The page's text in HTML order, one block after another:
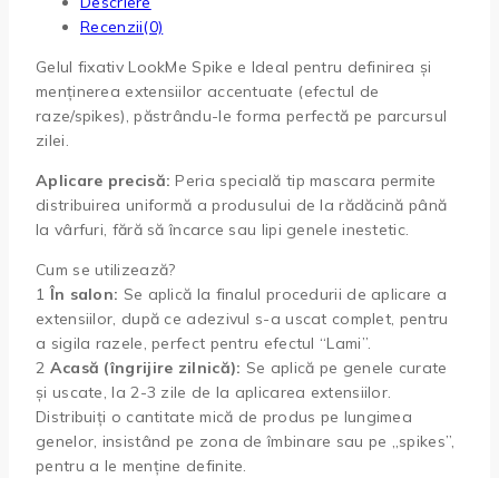
Recenzii(0)
Gelul fixativ LookMe Spike e Ideal pentru definirea și
menținerea extensiilor accentuate (efectul de
raze/spikes), păstrându-le forma perfectă pe parcursul
zilei.
Aplicare precisă: Peria specială tip mascara permite
distribuirea uniformă a produsului de la rădăcină până
la vârfuri, fără să încarce sau lipi genele inestetic.
Cum se utilizează?
1În salon: Se aplică la finalul procedurii de aplicare a
extensiilor, după ce adezivul s-a uscat complet, pentru
a sigila razele, perfect pentru efectul “Lami”.
2 Acasă (îngrijire zilnică): Se aplică pe genele curate
și uscate, la 2-3 zile de la aplicarea extensiilor.
Distribuiți o cantitate mică de produs pe lungimea
genelor, insistând pe zona de îmbinare sau pe „spikes”,
pentru a le menține definite.